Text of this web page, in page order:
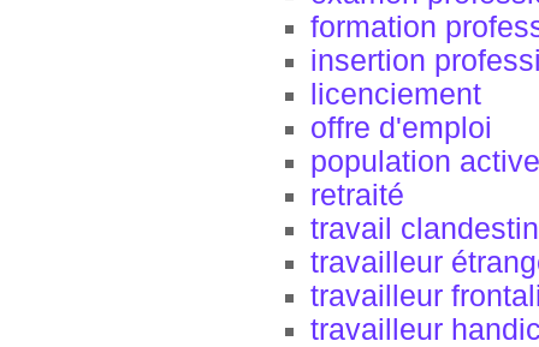
formation
insertion
licenciement
offre d'emploi
population active
retraité
travail clandestin
travailleur
travailleur
travailleur